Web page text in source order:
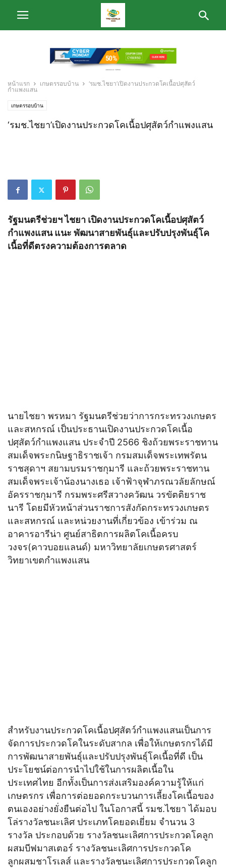
หน้าแรก เกษตรรอบบ้าน
‘รมช.ไชยา’เปิดงานประกวดโคเนื้อปศุสัตว์
กำแพงแสน
เกษตรรอบบ้าน
‘รมช.ไชยา’เปิดงานประกวดโคเนื้อปศุสัตว์กำแพงแสน
รัฐมนตรีช่วยฯ ไชยา เปิดงานประกวดโคเนื้อปศุสัตว์
กำแพงแสน แนะ พัฒนาสายพันธุ์และปรับปรุงพันธุ์โค
เนื้อที่ดีตรงความต้องการตลาด
นายไชยา พรหมา รัฐมนตรีช่วยว่าการกระทรวงเกษตร
และสหกรณ์ เป็นประธานเปิดงานประกวดโคเนื้อ
ปศุสัตว์กำแพงแสน ประจำปี 2566 ชิงถ้วยพระราชทาน
สมเด็จพระกนิษฐาธิราชเจ้า กรมสมเด็จพระเทพรัตน
ราชสุดาฯ สยามบรมราชกุมารี และถ้วยพระราชทาน
สมเด็จพระเจ้าน้องนางเธอ เจ้าฟ้าจุฬาภรณวลัยลักษณ์
อัครราชกุมารี กรมพระศรีสวางควัฒน วรขัตติยราช
นารี โดยมีหัวหน้าส่วนราชการสังกัดกระทรวงเกษตร
และสหกรณ์ และหน่วยงานที่เกี่ยวข้อง เข้าร่วม ณ
อาคารอารีน่า ศูนย์สาธิตการผลิตโคเนื้อครบ
วงจร(คาวบอยแลนด์) มหาวิทยาลัยเกษตรศาสตร์
วิทยาเขตกำแพงแสน
สำหรับงานประกวดโคเนื้อปศุสัตว์กำแพงแสนเป็นการ
จัดการประกวดโคในระดับสากล เพื่อให้เกษตรกรได้มี
การพัฒนาสายพันธุ์และปรับปรุงพันธุ์โคเนื้อที่ดี เป็น
ประโยชน์ต่อการนำไปใช้ในการผลิตเนื้อใน
ประเทศไทย อีกทั้งเป็นการส่งเสริมองค์ความรู้ให้แก่
เกษตรกร เพื่อการต่อยอดกระบวนการเลี้ยงโคเนื้อของ
ตนเองอย่างยั่งยืนต่อไป ในโอกาสนี้ รมช.ไชยา ได้มอบ
โล่รางวัลชนะเลิศ ประเภทโคยอดเยี่ยม จำนวน 3
รางวัล ประกอบด้วย รางวัลชนะเลิศการประกวดโคลูก
ผสมบีฟมาสเตอร์ รางวัลชนะเลิศการประกวดโค
ลูกผสมชาโรเลส์ และรางวัลชนะเลิศการประกวดโคลูก